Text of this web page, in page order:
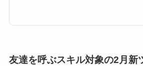
友達を呼ぶスキル対象の2月新